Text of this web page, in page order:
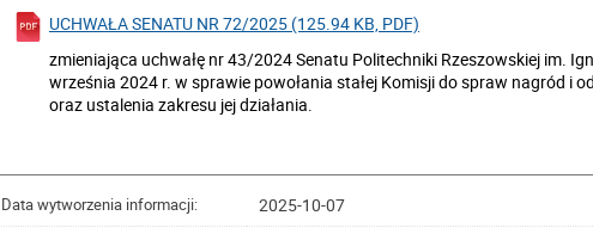
UCHWAŁA SENATU NR 72/2025 (125.94 KB, PDF)
zmieniająca uchwałę nr 43/2024 Senatu Politechniki Rzeszowskiej im.
września 2024 r. w sprawie powołania stałej Komisji do spraw nagród i
oraz ustalenia zakresu jej działania.
Data wytworzenia informacji: 2025-10-07